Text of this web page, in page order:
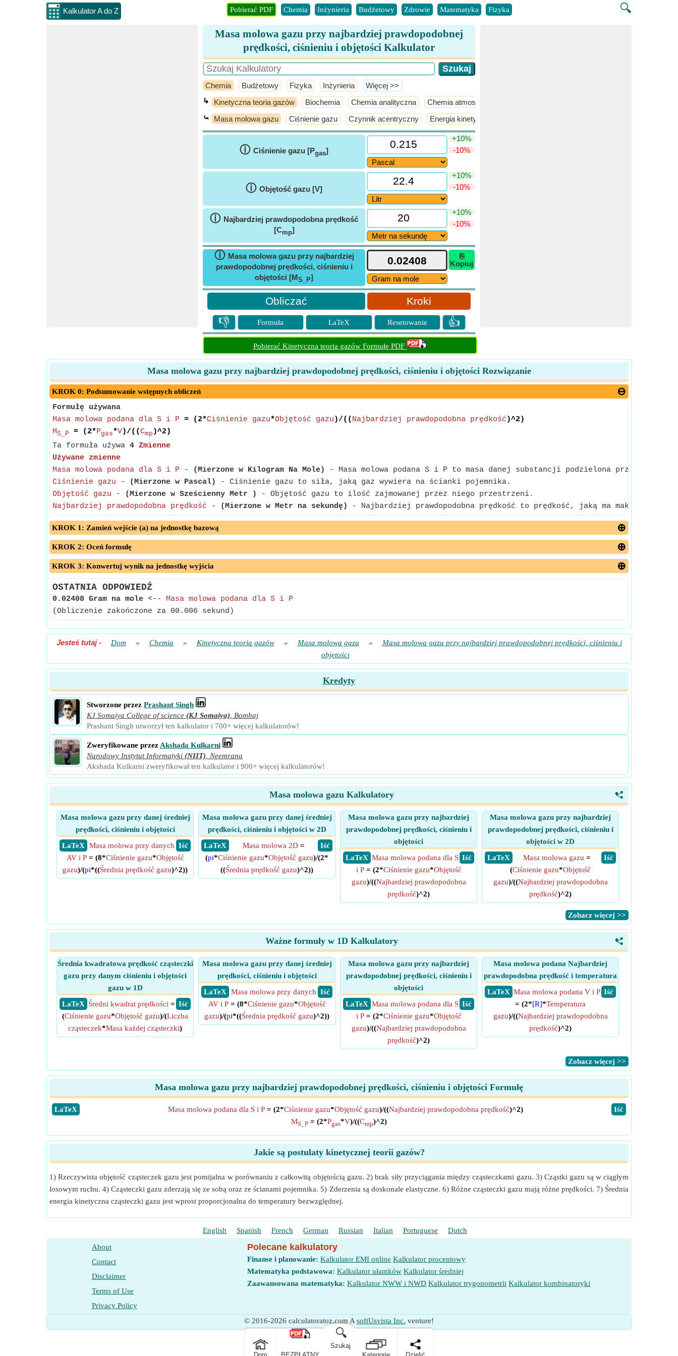
Kalkulator A do Z 🔍
Pobierać PDF Chemia Inżynieria Budżetowy Zdrowie Matematyka Fizyka
Masa molowa gazu przy najbardziej prawdopodobnej
prędkości, ciśnieniu i objętości Kalkulator
Chemia Budżetowy Fizyka Inżynieria ​Więcej >>
↳ Kinetyczna teoria gazów Biochemia Chemia analityczna Chemia atmosfery
⤿ Masa molowa gazu Ciśnienie gazu Czynnik acentryczny Energia kinetyczna gazu
ⓘ Ciśnienie gazu [Pgas]
+10%
-10%
ⓘ Objętość gazu [V]
+10%
-10%
ⓘ Najbardziej prawdopodobna prędkość
[Cmp]
+10%
-10%
ⓘ Masa molowa gazu przy najbardziej
prawdopodobnej prędkości, ciśnieniu i
objętości [MS_P]
⎘
Kopiuj
Kroki
👎 Formuła LaTeX Resetowanie 👍
Pobierać Kinetyczna teoria gazów Formułę PDF
Masa molowa gazu przy najbardziej prawdopodobnej prędkości, ciśnieniu i objętości Rozwiązanie
KROK 0: Podsumowanie wstępnych obliczeń
Formułę używana
Masa molowa podana dla S i P = (2*Ciśnienie gazu*Objętość gazu )/(( Najbardziej prawdopodobna prędkość )^2)
MS_P = (2*Pgas*V)/((Cmp )^2)
Ta formuła używa 4 Zmienne
Używane zmienne
Masa molowa podana dla S i P - (Mierzone w Kilogram Na Mole)
- Masa molowa podana S i P to masa danej substancji podzielona przez ilość
Ciśnienie gazu - (Mierzone w Pascal)
- Ciśnienie gazu to siła, jaką gaz wywiera na ścianki pojemnika.
Objętość gazu - (Mierzone w Sześcienny Metr )
- Objętość gazu to ilość zajmowanej przez niego przestrzeni.
Najbardziej prawdopodobna prędkość - (Mierzone w Metr na sekundę) - Najbardziej prawdopodobna prędkość to prędkość, jaką ma maksymalna
KROK 1: Zamień wejście (a) na jednostkę bazową
KROK 2: Oceń formułę
KROK 3: Konwertuj wynik na jednostkę wyjścia
OSTATNIA ODPOWIEDŹ
0.02408 Gram na mole <-- Masa molowa podana dla S i P
(Obliczenie zakończone za 00.006 sekund)
Jesteś tutaj- Dom » Chemia » Kinetyczna teoria gazów » Masa molowa gazu »
Masa molowa gazu przy najbardziej prawdopodobnej prędkości, ciśnieniu i
objętości
Kredyty
Stworzone przez Prashant Singh
KJ Somaiya College of science (KJ Somaiya)
Bombaj
Prashant Singh utworzył ten kalkulator i 700+ więcej kalkulatorów!
Zweryfikowane przez Akshada Kulkarni
Narodowy Instytut Informatyki (NIIT)
Neemrana
Akshada Kulkarni zweryfikował ten kalkulator i 900+ więcej kalkulatorów!
<
Masa molowa gazu Kalkulatory
Masa molowa gazu przy danej średniej
prędkości, ciśnieniu i objętości
​ LaTeX
​ Iść
Masa molowa przy danych
AV i P= (8*Ciśnienie gazu*Objętość
gazu)/(pi*((Średnia prędkość gazu)^2))
Masa molowa gazu przy danej średniej
prędkości, ciśnieniu i objętości w 2D
​ LaTeX
​ Iść
Masa molowa 2D=
(pi*Ciśnienie gazu*Objętość gazu)/(2*
((Średnia prędkość gazu)^2))
Masa molowa gazu przy najbardziej
prawdopodobnej prędkości, ciśnieniu i
objętości
​ LaTeX
​ Iść
Masa molowa podana dla S
i P= (2*Ciśnienie gazu*Objętość
gazu)/((Najbardziej prawdopodobna
prędkość)^2)
Masa molowa gazu przy najbardziej
prawdopodobnej prędkości, ciśnieniu i
objętości w 2D
​ LaTeX
​ Iść
Masa molowa gazu =
(Ciśnienie gazu*Objętość
gazu)/((Najbardziej prawdopodobna
prędkość)^2)
​Zobacz więcej >>
<
Ważne formuły w 1D Kalkulatory
Średnia kwadratowa prędkość cząsteczki
gazu przy danym ciśnieniu i objętości
gazu w 1D
​ LaTeX
​ Iść
Średni kwadrat prędkości =
(Ciśnienie gazu*Objętość gazu)/(Liczba
cząsteczek*Masa każdej cząsteczki)
Masa molowa gazu przy danej średniej
prędkości, ciśnieniu i objętości
​ LaTeX
​ Iść
Masa molowa przy danych
AV i P= (8*Ciśnienie gazu*Objętość
gazu)/(pi*((Średnia prędkość gazu)^2))
Masa molowa gazu przy najbardziej
prawdopodobnej prędkości, ciśnieniu i
objętości
​ LaTeX
​ Iść
Masa molowa podana dla S
i P= (2*Ciśnienie gazu*Objętość
gazu)/((Najbardziej prawdopodobna
prędkość)^2)
Masa molowa podana Najbardziej
prawdopodobna prędkość i temperatura
​ LaTeX
​ Iść
Masa molowa podana V i P
= (2*[R]*Temperatura
gazu)/((Najbardziej prawdopodobna
prędkość)^2)
​Zobacz więcej >>
Masa molowa gazu przy najbardziej prawdopodobnej prędkości, ciśnieniu i objętości Formułę
​LaTeX ​Iść
Masa molowa podana dla S i P = (2*Ciśnienie gazu*Objętość gazu)/((Najbardziej prawdopodobna prędkość)^2)
MS_P = (2*Pgas*V)/((Cmp)^2)
Jakie są postulaty kinetycznej teorii gazów?
1) Rzeczywista objętość cząsteczek gazu jest pomijalna w porównaniu z całkowitą objętością gazu. 2) brak siły przyciągania między cząsteczkami gazu. 3) Cząstki gazu są w ciągłym
losowym ruchu. 4) Cząsteczki gazu zderzają się ze sobą oraz ze ścianami pojemnika. 5) Zderzenia są doskonale elastyczne. 6) Różne cząsteczki gazu mają różne prędkości. 7) Średnia
energia kinetyczna cząsteczki gazu jest wprost proporcjonalna do temperatury bezwzględnej.
English Spanish French German Russian Italian Portuguese Dutch
About
Contact
Disclaimer
Terms of Use
Privacy Policy
Polecane kalkulatory
Finanse i planowanie: Kalkulator EMI online Kalkulator procentowy
Matematyka podstawowa: Kalkulator ułamków Kalkulator średniej
Zaawansowana matematyka: Kalkulator NWW i NWD Kalkulator trygonometrii Kalkulator kombinatoryki
© 2016-2026 calculatoratoz.com A softUsvista Inc. venture!
🔍
Szukaj